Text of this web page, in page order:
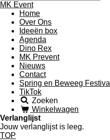
MK Event
Home
Over Ons
Ideeën box
Agenda
Dino Rex
MK Prevent
Nieuws
Contact
Spring en Beweeg Festival
TikTok
Zoeken
Winkelwagen
Verlanglijst
Jouw verlanglijst is leeg.
TOP